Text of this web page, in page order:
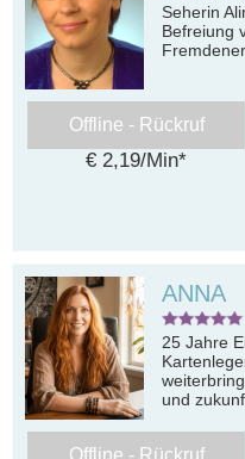
Seherin
Befreiung
Offline - Rückruf
€ 2,19/Min*
ANNA
25 Jahre
und
Offline - Rückruf